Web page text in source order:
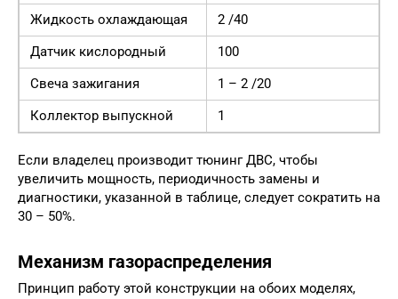
Жидкость охлаждающая
2 /40
Датчик кислородный
100
Свеча зажигания
1 – 2 /20
Коллектор выпускной
1
Если владелец производит тюнинг ДВС, чтобы
увеличить мощность, периодичность замены и
диагностики, указанной в таблице, следует сократить на
30 – 50%.
Механизм газораспределения
Принцип работу этой конструкции на обоих моделях,